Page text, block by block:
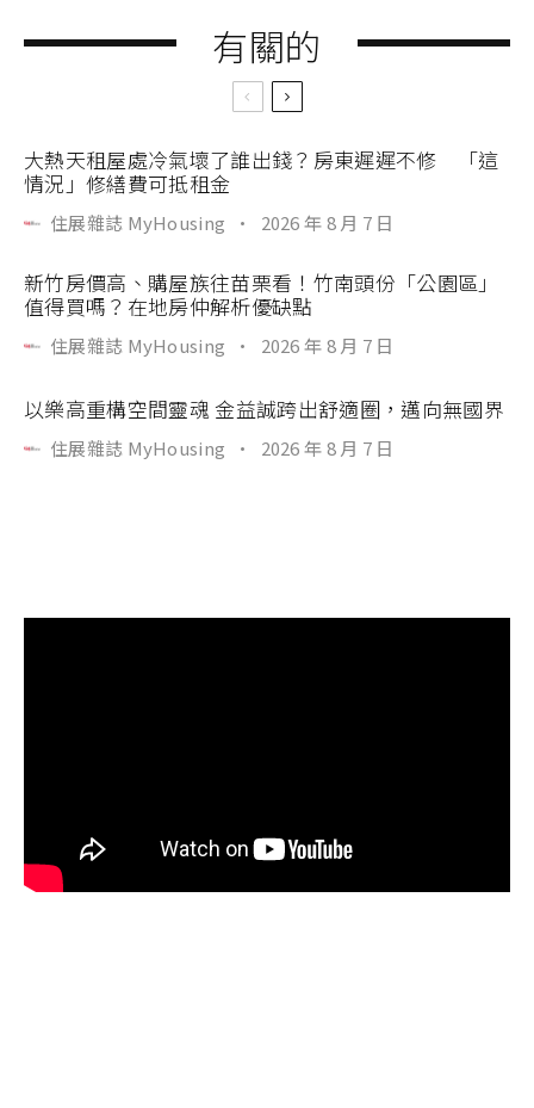
有關的
大熱天租屋處冷氣壞了誰出錢？房東遲遲不修 「這
情況」修繕費可抵租金
住展雜誌 MyHousing · 2026 年 8 月 7 日
新竹房價高、購屋族往苗栗看！竹南頭份「公園區」
值得買嗎？在地房仲解析優缺點
住展雜誌 MyHousing · 2026 年 8 月 7 日
以樂高重構空間靈魂 金益誠跨出舒適圈，邁向無國界
住展雜誌 MyHousing · 2026 年 8 月 7 日